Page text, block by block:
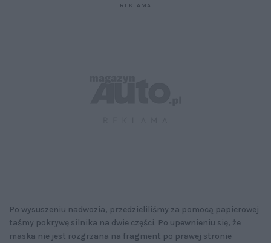
Po wysuszeniu nadwozia, przedzieliliśmy za pomocą papierowej
taśmy pokrywę silnika na dwie części. Po upewnieniu się, że
maska nie jest rozgrzana na fragment po prawej stronie